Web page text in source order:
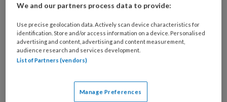
Een afwijkende lichaamstemperatuur kan een
belangrijk
PREMIUM
We and our partners process data to provide:
Use precise geolocation data. Actively scan device characteristics for
identification. Store and/or access information on a device. Personalised
advertising and content, advertising and content measurement,
audience research and services development.
List of Partners (vendors)
Manage Preferences